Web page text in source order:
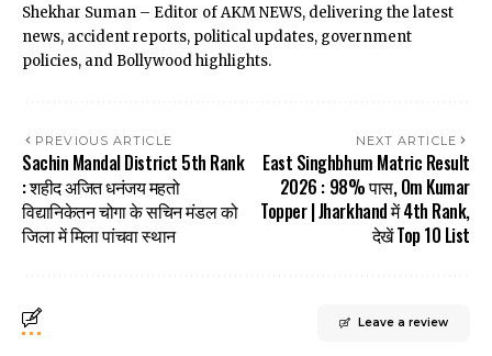
Shekhar Suman – Editor of AKM NEWS, delivering the latest
news, accident reports, political updates, government
policies, and Bollywood highlights.
PREVIOUS ARTICLE
Sachin Mandal District 5th Rank
: शहीद अजित धनंजय महतो
विद्यानिकेतन चोगा के सचिन मंडल को
जिला में मिला पांचवा स्थान
NEXT ARTICLE
East Singhbhum Matric Result
2026 : 98% पास, Om Kumar
Topper | Jharkhand में 4th Rank,
देखें Top 10 List
Leave a review